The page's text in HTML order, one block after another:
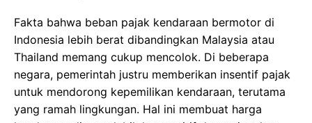
Fakta bahwa beban pajak kendaraan bermotor di
Indonesia lebih berat dibandingkan Malaysia atau
Thailand memang cukup mencolok. Di beberapa
negara, pemerintah justru memberikan insentif pajak
untuk mendorong kepemilikan kendaraan, terutama
yang ramah lingkungan. Hal ini membuat harga